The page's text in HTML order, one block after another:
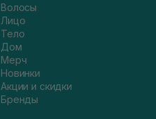
Волосы
Лицо
Тело
Дом
Мерч
Новинки
Акции и скидки
Бренды